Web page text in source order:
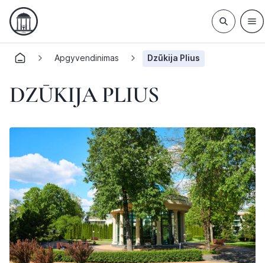
Apgyvendinimas Dzūkija Plius
DZŪKIJA PLIUS